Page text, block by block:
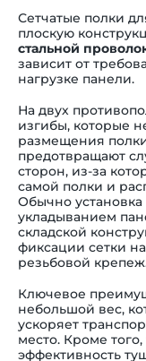
Сетчатые полки
плоскую
стальной
зависит от
нагрузке панели.
На двух
изгибы, которые
размещения
предотвращают
сторон, из-за
самой полки и
Обычно
укладыванием
складской
фиксации сетки
резьбовой
Ключевое
небольшой вес,
ускоряет
место. Кроме
эффективность